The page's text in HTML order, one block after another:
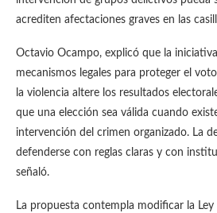
acrediten afectaciones graves en las
Octavio Ocampo, explicó que la
mecanismos legales para proteger el
la violencia altere los resultados
que una elección sea válida cuando
intervención del crimen organizado. La
defenderse con reglas claras y con
señaló.
La propuesta contempla modificar la